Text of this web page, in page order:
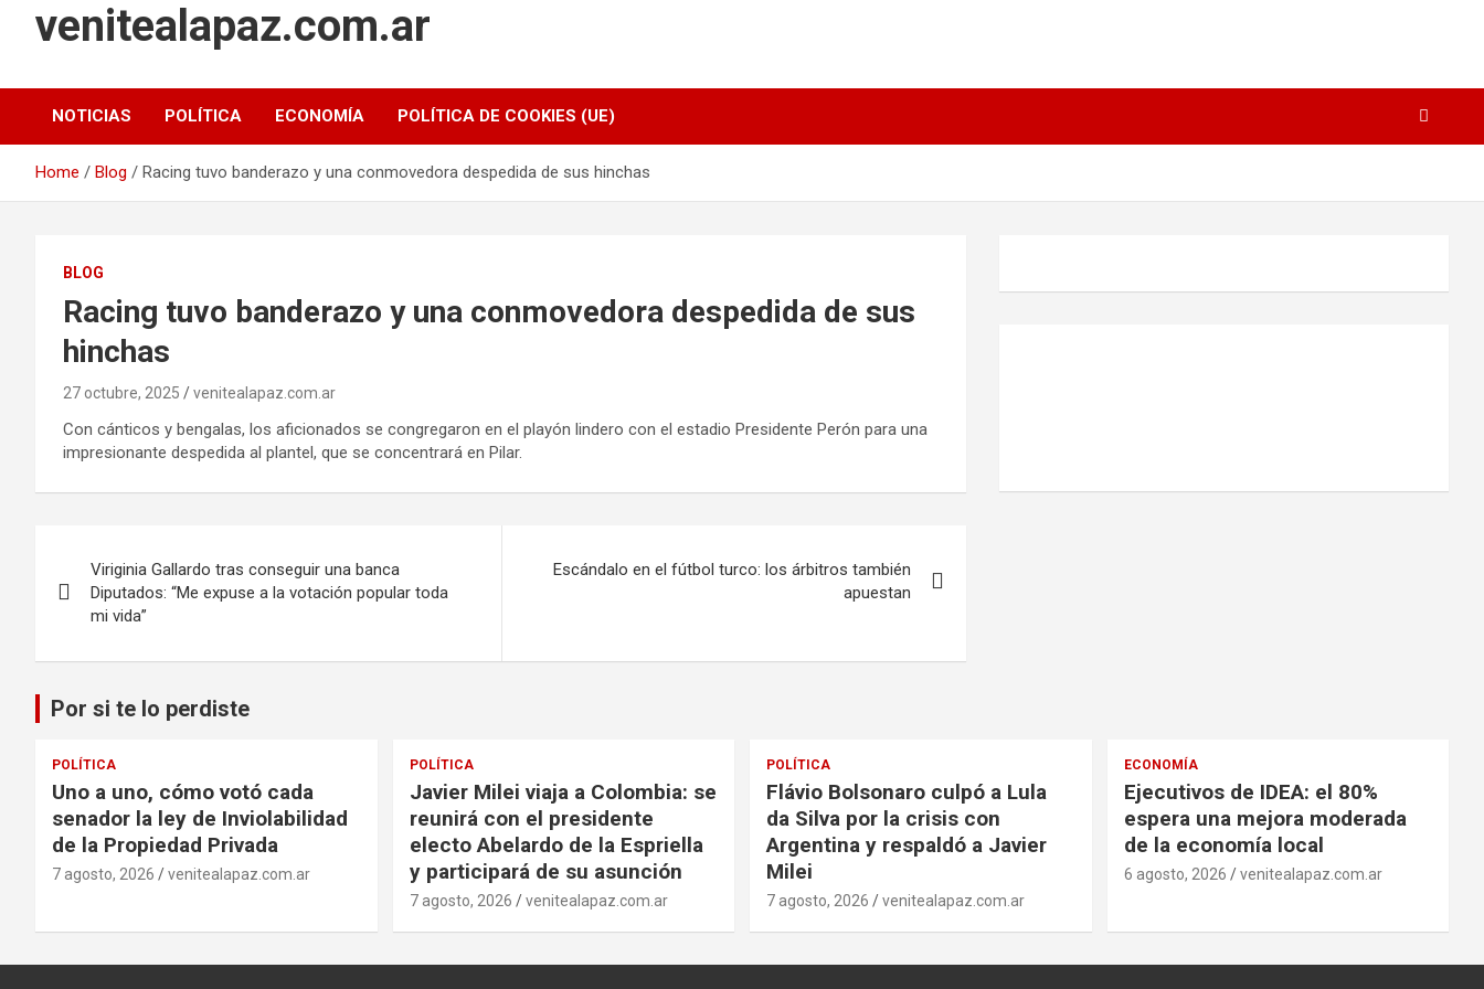
venitealapaz.com.ar
NOTICIAS POLÍTICA ECONOMÍA POLÍTICA DE COOKIES (UE)
Home Blog Racing tuvo banderazo y una conmovedora despedida de sus hinchas
BLOG
Racing tuvo banderazo y una conmovedora despedida de sus
hinchas
27 octubre, 2025 venitealapaz.com.ar
Con cánticos y bengalas, los aficionados se congregaron en el playón lindero con el estadio Presidente Perón para una
impresionante despedida al plantel, que se concentrará en Pilar.
de
Viriginia Gallardo tras conseguir una banca
Diputados: “Me expuse a la votación popular toda
mi vida”
Escándalo en el fútbol turco: los árbitros también
apuestan
Por si te lo perdiste
POLÍTICA
Uno a uno, cómo votó cada
senador la ley de Inviolabilidad
de la Propiedad Privada
7 agosto, 2026 venitealapaz.com.ar
POLÍTICA
Javier Milei viaja a Colombia: se
reunirá con el presidente
electo Abelardo de la Espriella
y participará de su asunción
7 agosto, 2026 venitealapaz.com.ar
POLÍTICA
Flávio Bolsonaro culpó a Lula
da Silva por la crisis con
Argentina y respaldó a Javier
Milei
7 agosto, 2026 venitealapaz.com.ar
ECONOMÍA
Ejecutivos de IDEA: el 80%
espera una mejora moderada
de la economía local
6 agosto, 2026 venitealapaz.com.ar